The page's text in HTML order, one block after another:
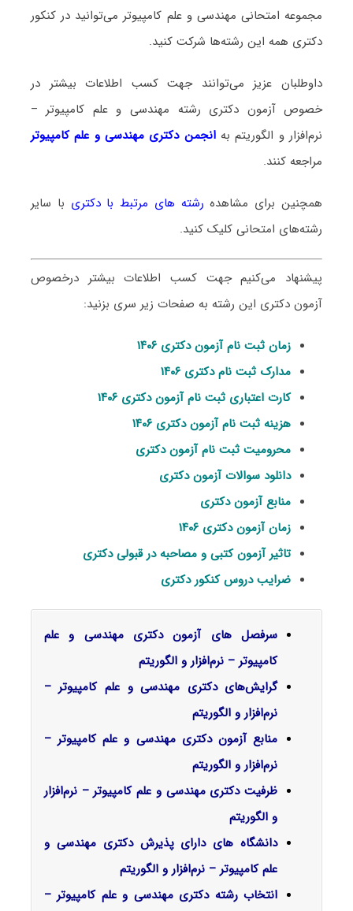
مجموعه امتحانی مهندسی و علم کامپیوتر می‌توانید در کنکور
دکتری همه این رشته‌ها شرکت کنید.
داوطلبان عزیز می‌توانند جهت کسب اطلاعات بیشتر در
خصوص آزمون دکتری رشته مهندسی و علم کامپیوتر –
نرم‌افزار و الگوریتم بهانجمن دکتری مهندسی و علم کامپیوتر
مراجعه کنند.
همچنین برای مشاهده رشته های مرتبط با دکتری با سایر
رشته‌های امتحانی کلیک کنید.
پیشنهاد می‌کنیم جهت کسب اطلاعات بیشتر درخصوص
آزمون دکتری این رشته به صفحات زیر سری بزنید:
زمان ثبت نام آزمون دکتری ۱۴۰۶
مدارک ثبت نام دکتری ۱۴۰۶
کارت اعتباری ثبت نام آزمون دکتری ۱۴۰۶
هزینه ثبت نام آزمون دکتری ۱۴۰۶
محرومیت ثبت نام آزمون دکتری
دانلود سوالات آزمون دکتری
منابع آزمون دکتری
زمان آزمون دکتری ۱۴۰۶
تاثیر آزمون کتبی و مصاحبه در قبولی دکتری
ضرایب دروس کنکور دکتری
سرفصل‌ های آزمون دکتری مهندسی و علم
کامپیوتر – نرم‌افزار و الگوریتم
گرایش‌های دکتری مهندسی و علم کامپیوتر –
نرم‌افزار و الگوریتم
منابع آزمون دکتری مهندسی و علم کامپیوتر –
نرم‌افزار و الگوریتم
ظرفیت دکتری مهندسی و علم کامپیوتر – نرم‌افزار
و الگوریتم
دانشگاه های دارای پذیرش دکتری مهندسی و
علم کامپیوتر – نرم‌افزار و الگوریتم
انتخاب رشته دکتری مهندسی و علم کامپیوتر –